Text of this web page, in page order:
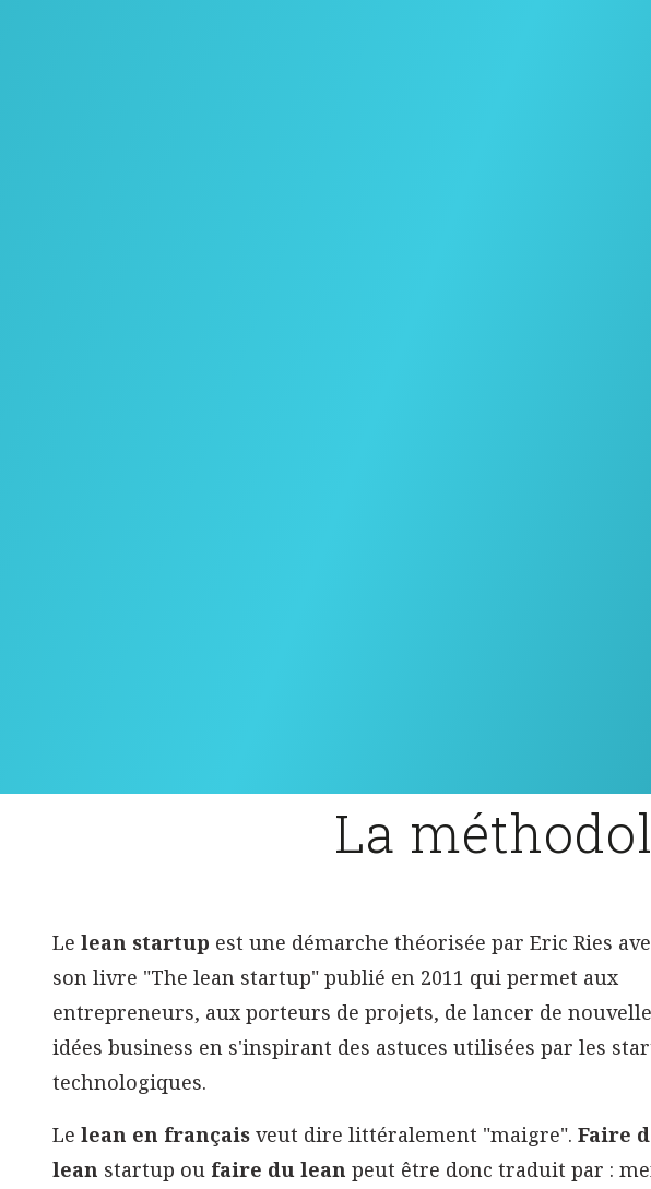
La
Le lean startup est une démarche théorisée par Eric Ries
son livre "The lean startup" publié en 2011 qui permet aux
entrepreneurs, aux porteurs de projets, de lancer de
idées business en s'inspirant des astuces utilisées par les
technologiques.
Le lean en français veut dire littéralement "maigre". Faire
lean startup ou faire du lean peut être donc traduit par :